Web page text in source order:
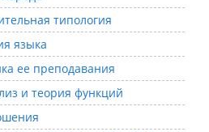
типология
языка
ее преподавания
и теория функций